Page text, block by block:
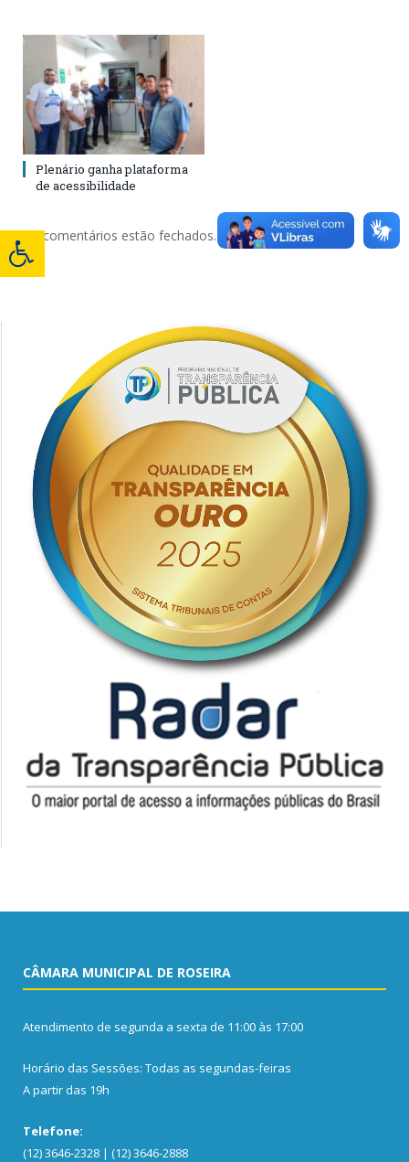
Plenário ganha plataforma
de acessibilidade
Os comentários estão fechados.
CÂMARA MUNICIPAL DE ROSEIRA
Atendimento de segunda a sexta de 11:00 às 17:00
Horário das Sessões: Todas as segundas-feiras
A partir das 19h
Telefone:
(12) 3646-2328 | (12) 3646-2888